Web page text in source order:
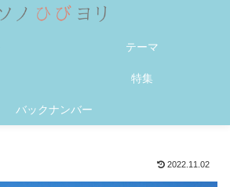
テーマ
特集
バックナンバー
2022.11.02